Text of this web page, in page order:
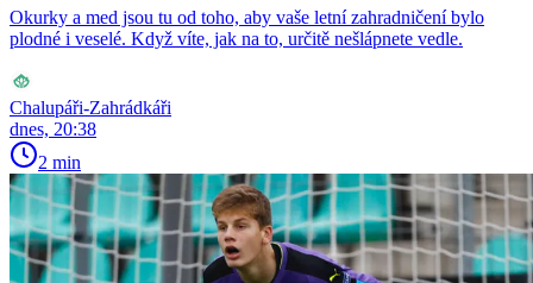
Okurky a med jsou tu od toho, aby vaše letní zahradničení bylo
plodné i veselé. Když víte, jak na to, určitě nešlápnete vedle.
Chalupáři-Zahrádkáři
dnes, 20:38
2 min